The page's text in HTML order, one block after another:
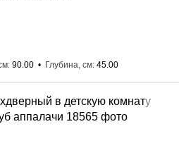
90.00 Глубина, см 45.00